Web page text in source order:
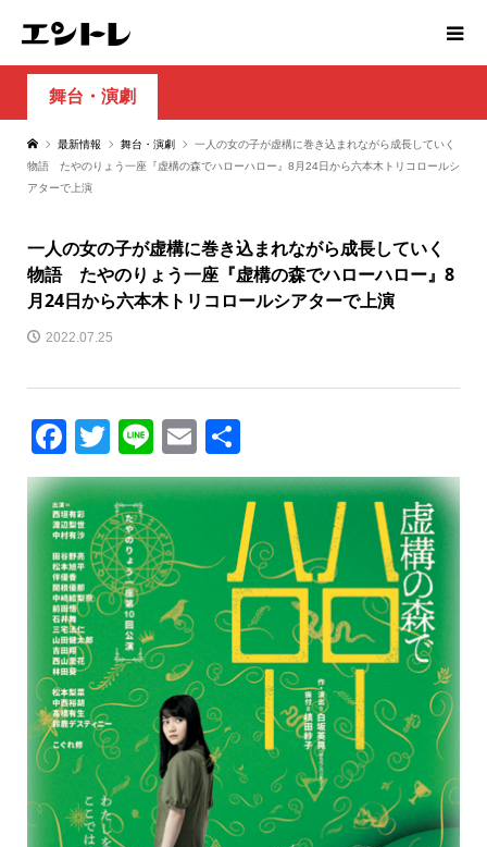
舞台・演劇
最新情報 舞台・演劇
一人の女の子が虚構に巻き込まれながら成長していく
物語 たやのりょう一座『虚構の森でハローハロー』8月24日から六本木トリコロールシ
アターで上演
一人の女の子が虚構に巻き込まれながら成長していく
物語 たやのりょう一座『虚構の森でハローハロー』8
月24日から六本木トリコロールシアターで上演
2022.07.25
Facebook
Twitter
LineEmail
有